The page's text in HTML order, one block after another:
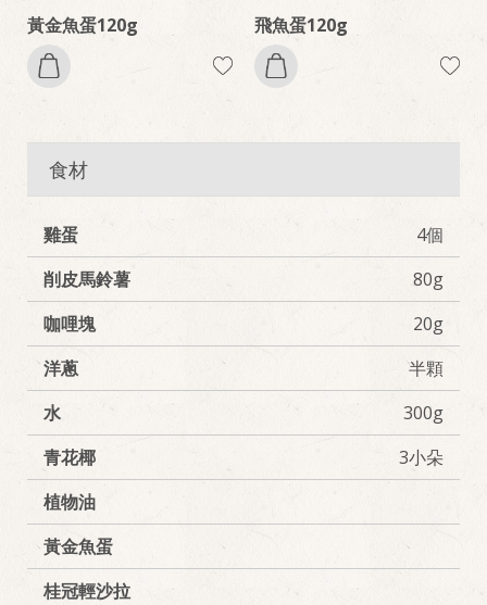
黃金魚蛋120g 飛魚蛋120g
食材
雞蛋
4個
削皮馬鈴薯
80g
咖哩塊
20g
洋蔥
半顆
水
300g
青花椰
3小朵
植物油
黃金魚蛋
桂冠輕沙拉